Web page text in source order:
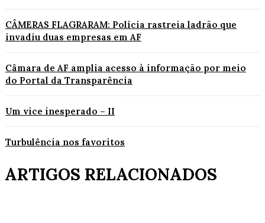
CÂMERAS FLAGRARAM: Polícia rastreia ladrão que
invadiu duas empresas em AF
Câmara de AF amplia acesso à informação por meio
do Portal da Transparência
Um vice inesperado – II
Turbulência nos favoritos
ARTIGOS RELACIONADOS